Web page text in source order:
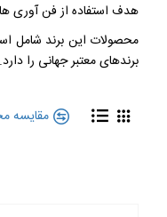
هدف استفاده از فن آوری
محصولات این برند شامل
برندهای معتبر جهانی را دارد.
مقایسه